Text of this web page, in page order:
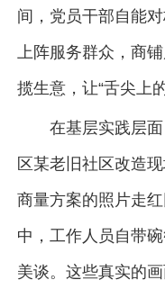
间，党员干部自能
上阵服务群众，商
揽生意，让“舌尖上
在基层实践层
区某老旧社区改造
商量方案的照片走
中，工作人员自带
美谈。这些真实的